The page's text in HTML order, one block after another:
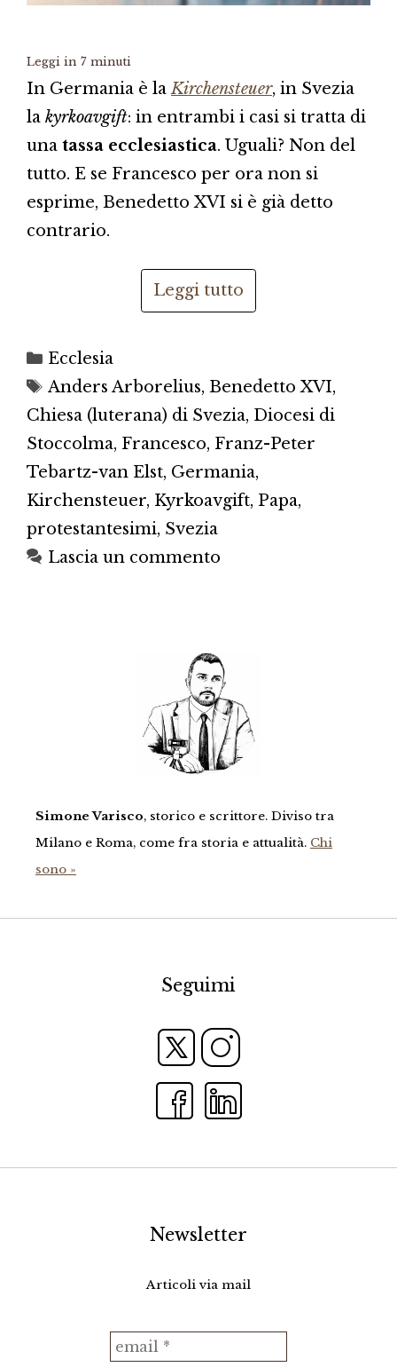
Leggi in 7 minuti
In Germania è laKirchensteuer, in Svezia
la kyrkoavgift: in entrambi i casi si tratta di
una tassa ecclesiastica. Uguali? Non del
tutto. E se Francesco per ora non si
esprime, Benedetto XVI si è già detto
contrario.
Leggi tutto
Categorie
Ecclesia
Tag
Anders Arborelius, Benedetto XVI,
Chiesa (luterana) di Svezia, Diocesi di
Stoccolma, Francesco, Franz-Peter
Tebartz-van Elst, Germania,
Kirchensteuer, Kyrkoavgift, Papa,
protestantesimi, Svezia
Lascia un commento
Simone Varisco, storico e scrittore. Diviso tra
Milano e Roma, come fra storia e attualità. Chi
sono »
Seguimi
Newsletter
Articoli via mail